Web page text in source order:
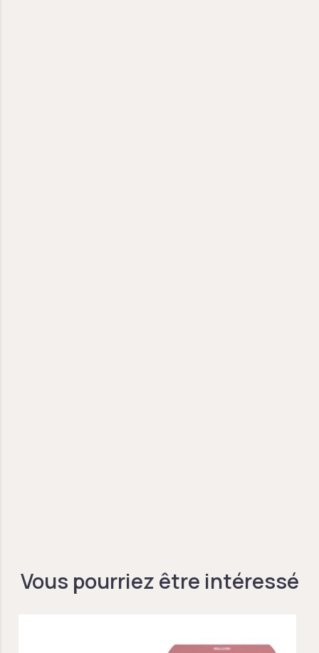
Vous pourriez être intéressé